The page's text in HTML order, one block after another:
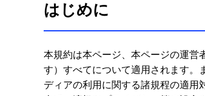
はじめに
本規約は本ページ、本ページの運営
す）すべてについて適用されます。
ディアの利用に関する諸規程の適用